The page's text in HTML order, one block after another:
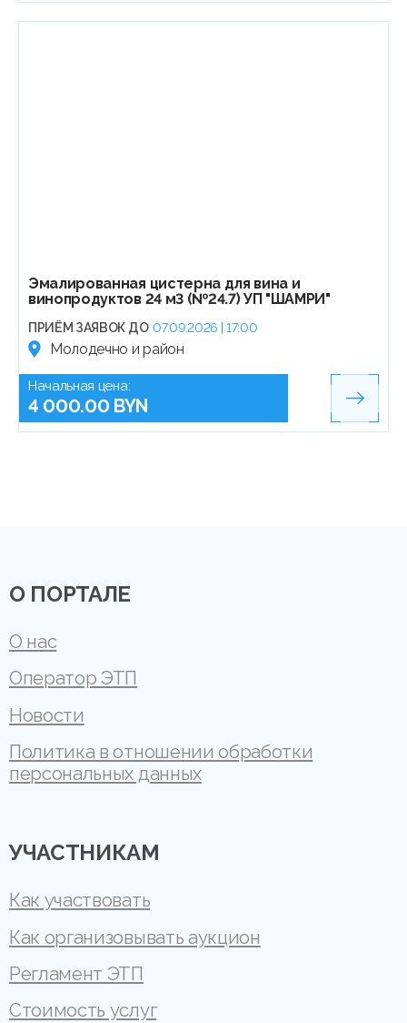
Эмалированная цистерна для вина и
винопродуктов 24 м3 (№24.7) УП "ШАМРИ"
ПРИЁМ ЗАЯВОК ДО 07.09.2026 | 17:00
Молодечно и район
Начальная цена:
4 000.00 BYN
О ПОРТАЛЕ
О нас
Оператор ЭТП
Новости
Политика в отношении обработки
персональных данных
УЧАСТНИКАМ
Как участвовать
Как организовывать аукцион
Регламент ЭТП
Стоимость услуг